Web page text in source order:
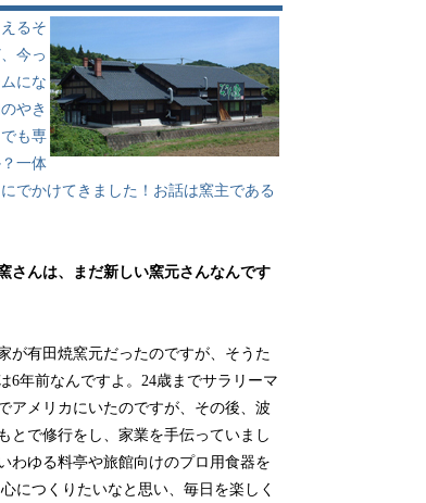
るそ
今っ
にな
やき
も専
一体
でかけてきました！お話は窯主である
さんは、まだ新しい窯元さんなんです
が有田焼窯元だったのですが、そうた
6年前なんですよ。24歳までサラリーマ
アメリカにいたのですが、その後、波
とで修行をし、家業を手伝っていまし
わゆる料亭や旅館向けのプロ用食器を
につくりたいなと思い、毎日を楽しく